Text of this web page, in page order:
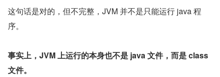
这句话是对的，但不完整，JVM 并不是只能运行 java 程
序。
事实上，JVM 上运行的本身也不是 java 文件，而是 class
文件。